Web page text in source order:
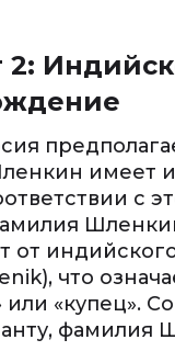
2:
имеет
с
от
что
или «купец».
фамилия